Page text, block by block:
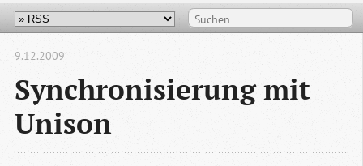
Synchronisierung mit
Unison
9.12.2009